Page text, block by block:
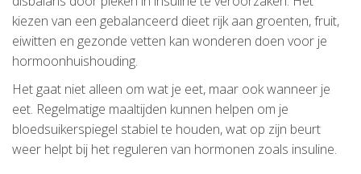
kiezen van een gebalanceerd dieet rijk aan groenten, fruit,
eiwitten en gezonde vetten kan wonderen doen voor je
hormoonhuishouding.
Het gaat niet alleen om wat je eet, maar ook wanneer je
eet. Regelmatige maaltijden kunnen helpen om je
bloedsuikerspiegel stabiel te houden, wat op zijn beurt
weer helpt bij het reguleren van hormonen zoals insuline.